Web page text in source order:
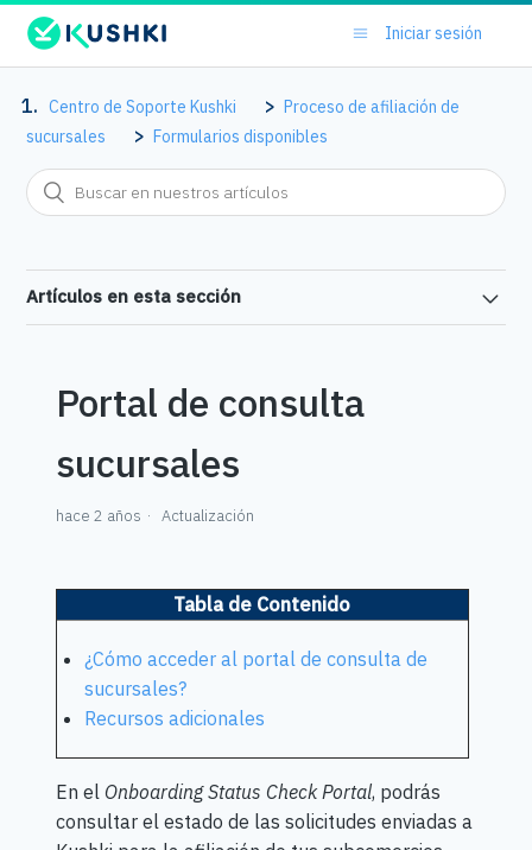
Iniciar sesión
Centro de Soporte Kushki
Proceso de afiliación de
sucursales
Formularios disponibles
Artículos en esta sección
Portal de consulta
sucursales
hace 2 años Actualización
Tabla de Contenido
¿Cómo acceder al portal de consulta de
sucursales?
Recursos adicionales
En el Onboarding Status Check Portal, podrás
consultar el estado de las solicitudes enviadas a